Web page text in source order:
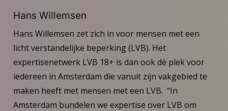
Hans Willemsen
Hans Willemsen zet zich in voor mensen met een
licht verstandelijke beperking (LVB). Het
expertisenetwerk LVB 18+ is dan ook dé plek voor
iedereen in Amsterdam die vanuit zijn vakgebied te
maken heeft met mensen met een LVB. “In
Amsterdam bundelen we expertise over LVB om